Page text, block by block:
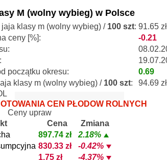
M (wolny wybieg) w Polsce
klasy m (wolny wybieg) / 100 szt: 91.65 zł
ceny [%]:
-0.21
początku okresu:
0.69
klasy m (wolny wybieg) / 100 szt:
94.69 zł
CEN PŁODÓW ROLNYCH
Ceny upraw
Cena
Zmiana
897.74 zł
2.18%
830.33 zł
-0.42%
1.75 zł
-4.37%